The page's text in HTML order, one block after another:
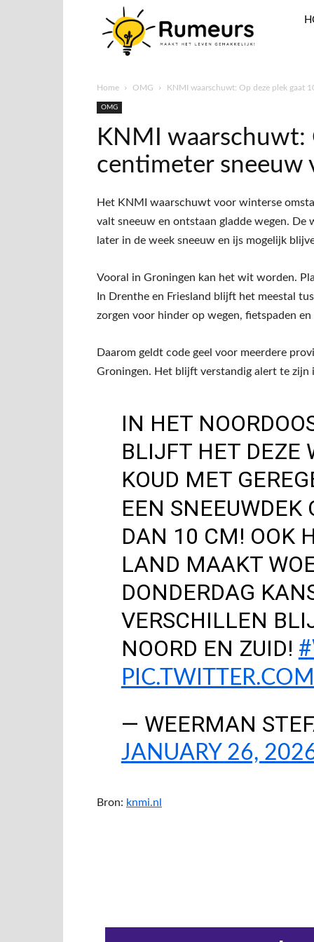
Home OMG KNMI waarschuwt: Op deze plek gaat
OMG
KNMI waarschuwt:
centimeter sneeuw
Het KNMI
waarschuwt voor winterse
valt sneeuw en ontstaan gladde wegen.
later in de week sneeuw en ijs mogelijk
Vooral in Groningen kan het wit worden.
In Drenthe en Friesland blijft het meestal
zorgen voor hinder op wegen, fietspaden
Daarom geldt code geel voor meerdere
Groningen. Het blijft verstandig alert te zijn
IN HET
BLIJFT HET DEZE
KOUD MET
EEN
DAN 10 CM! OOK
LAND MAAKT
DONDERDAG
VERSCHILLEN
NOORD EN ZUID!
— WEERMAN
JANUARY 26,
Bron: knmi.nl